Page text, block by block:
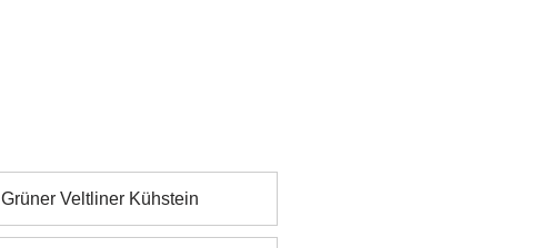
Grüner Veltliner Kühstein